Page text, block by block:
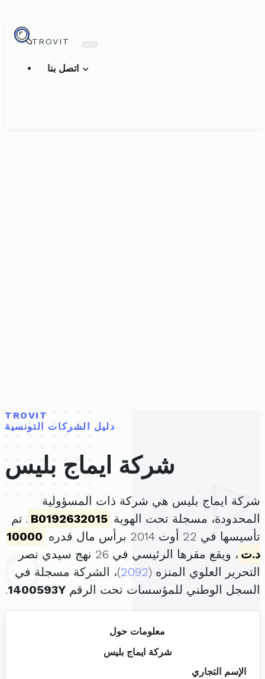
TROVIT
TROVIT
دليل الشركات التونسية
شركة ايماج بليس
شركة ايماج بليس هي شركة ذات المسؤولية
المحدودة، مسجلة تحت الهوية B0192632015 . تم
تأسيسها في 22 أوت 2014 برأس مال قدره
10000
د.ت
، ويقع مقرها الرئيسي في 26 نهج سيدي نصر
التحرير العلوي المنزه (2092)، الشركة مسجلة في
السجل الوطني للمؤسسات تحت الرقم 1400593Y
.
معلومات حول
شركة ايماج بليس
الإسم التجاري